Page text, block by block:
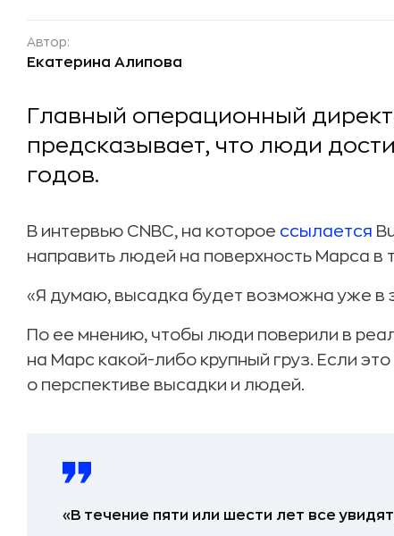
Автор:
Екатерина Алипова
Главный операционный
предсказывает, что люди
годов.
В интервью CNBC, на которое ссылается
направить людей на поверхность Марса в
«Я думаю, высадка будет возможна уже в
По ее мнению, чтобы люди поверили в
на Марс какой-либо крупный груз. Если
о перспективе высадки и людей.
«В течение пяти или шести лет все